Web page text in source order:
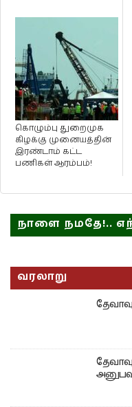
கொழும்பு துறைமுக
கிழக்கு முனையத்தின்
இரண்டாம் கட்ட
பணிகள் ஆரம்பம்!
நாளை நமதே!..
வரலாறு